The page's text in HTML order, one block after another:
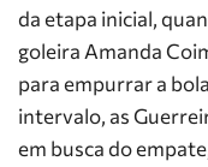
da etapa inicial,
goleira Amanda
para empurrar a
intervalo, as
em busca do